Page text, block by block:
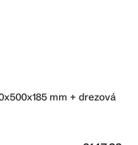
mm + drezová